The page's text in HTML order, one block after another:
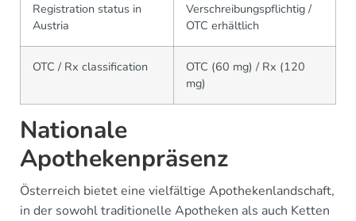
Registration status in
Austria
Verschreibungspflichtig /
OTC erhältlich
OTC / Rx classification
OTC (60 mg) / Rx (120
mg)
Nationale
Apothekenpräsenz
Österreich bietet eine vielfältige Apothekenlandschaft,
in der sowohl traditionelle Apotheken als auch Ketten